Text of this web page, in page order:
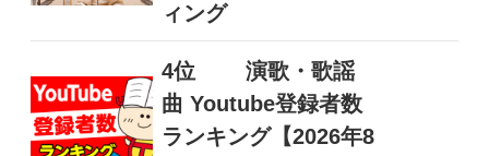
ィング
4位
演歌・歌謡
曲 Youtube登録者数
ランキング【2026年8